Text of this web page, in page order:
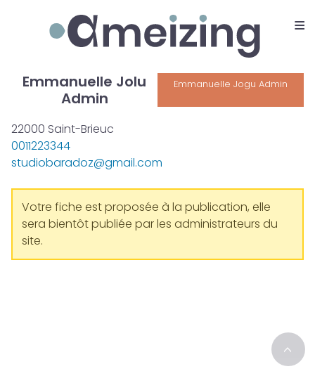
Ameizing
≡
Emmanuelle Jolu
Admin
Emmanuelle Jogu Admin
22000 Saint-Brieuc
0011223344
studiobaradoz@gmail.com
Votre fiche est proposée à la publication, elle
sera bientôt publiée par les administrateurs du
site.
>